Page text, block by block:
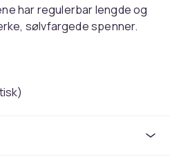
har regulerbar lengde og
sølvfargede spenner.
og kvinner.